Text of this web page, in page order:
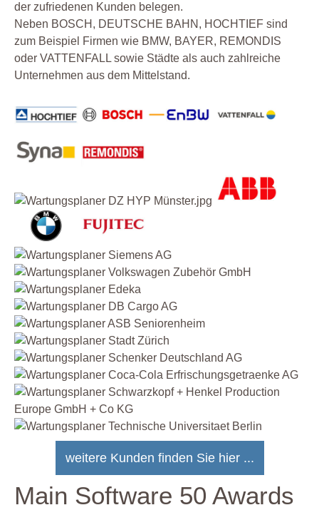
der zufriedenen Kunden belegen.
Neben BOSCH, DEUTSCHE BAHN, HOCHTIEF sind
zum Beispiel Firmen wie BMW, BAYER, REMONDIS
oder VATTENFALL sowie Städte als auch zahlreiche
Unternehmen aus dem Mittelstand.
weitere Kunden finden Sie hier ...
Main Software 50 Awards